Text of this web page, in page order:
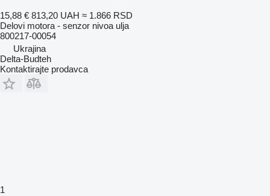
15,88 € 813,20 UAH ≈ 1.866 RSD
Delovi motora - senzor nivoa ulja
800217-00054
Ukrajina
Delta-Budteh
Kontaktirajte prodavca
1